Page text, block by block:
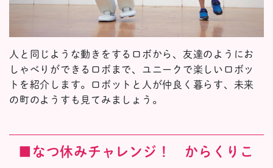
人と同じような動きをするロボから、友達のようにお
しゃべりができるロボまで、ユニークで楽しいロボッ
トを紹介します。ロボットと人が仲良く暮らす、未来
の町のようすも見てみましょう。
■なつ休みチャレンジ！ からくりこ